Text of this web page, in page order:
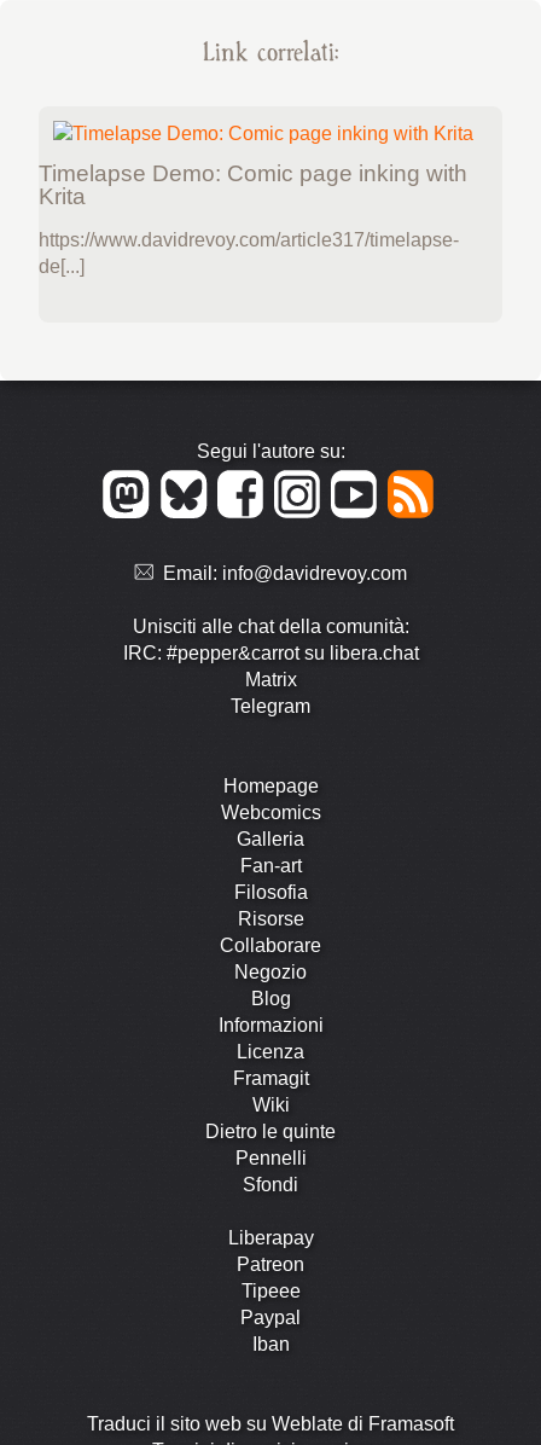
Link correlati:
Timelapse Demo: Comic page inking with
Krita
https://www.davidrevoy.com/article317/timelapse-
de[...]
Segui l'autore su:
Email: info@davidrevoy.com
Unisciti alle chat della comunità:
IRC: #pepper&carrot su libera.chat
Matrix
Telegram
Homepage
Webcomics
Galleria
Fan-art
Filosofia
Risorse
Collaborare
Negozio
Blog
Informazioni
Licenza
Framagit
Wiki
Dietro le quinte
Pennelli
Sfondi
Liberapay
Patreon
Tipeee
Paypal
Iban
Traduci il sito web su Weblate di Framasoft